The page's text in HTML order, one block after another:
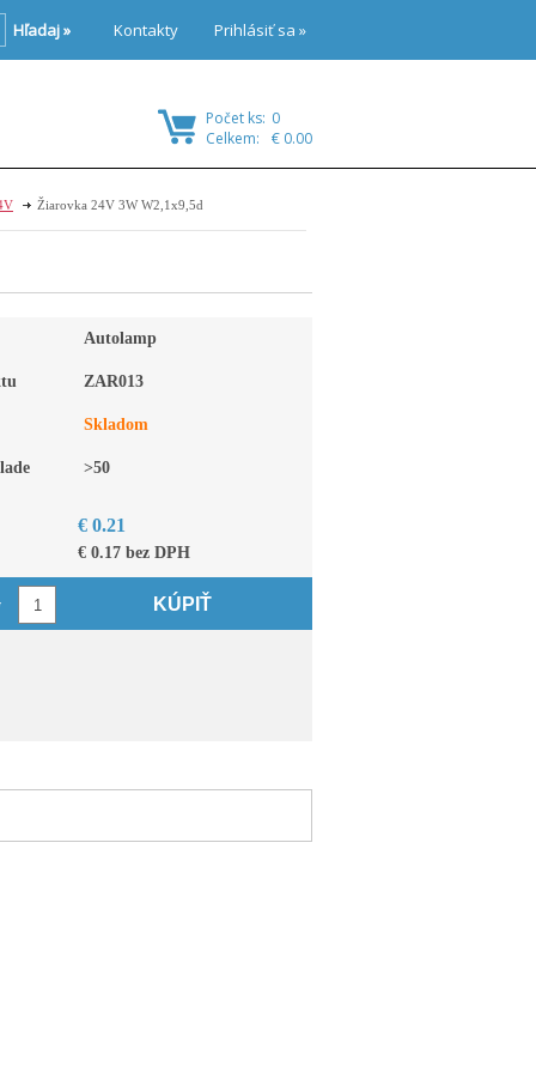
Žiarovka 24V 3W W2,1x9,5d
Autolamp
ZAR013
Skladom
>50
€ 0.21
€ 0.17 bez DPH
KÚPIŤ
Prihlásiť sa »
Kontakty
Hľadaj »
Počet ks: 0
Celkem:
€ 0.00